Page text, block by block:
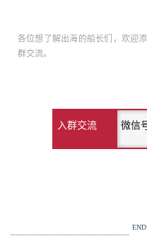
各位想了解出海的船长们，欢迎
群交流。
入群交流 微信
END